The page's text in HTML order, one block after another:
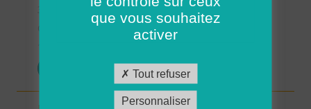
35 - Ille-et-Vilaine
que vous souhaitez
activer
Tout refuser
Personnaliser